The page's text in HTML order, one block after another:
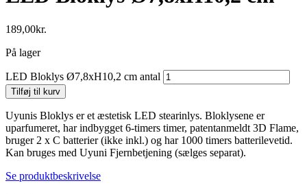
189,00kr.
På lager
LED Bloklys Ø7,8xH10,2 cm antal
Tilføj til kurv
Uyunis Bloklys er et æstetisk LED stearinlys. Bloklysene er
uparfumeret, har indbygget 6-timers timer, patentanmeldt 3D Flame,
bruger 2 x C batterier (ikke inkl.) og har 1000 timers batterilevetid.
Kan bruges med Uyuni Fjernbetjening (sælges separat).
Se produktbeskrivelse